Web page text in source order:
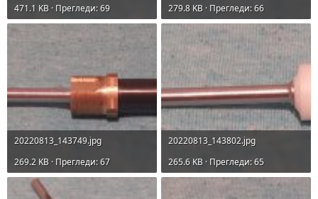
471.1 KB · Прегледи: 69
279.8 KB · Прегледи: 66
20220813_143749.jpg
269.2 KB · Прегледи: 67
20220813_143802.jpg
265.6 KB · Прегледи: 65